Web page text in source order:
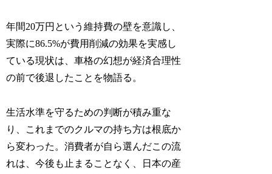
年間20万円という維持費の壁を意識し、
実際に86.5%が費用削減の効果を実感し
ている現状は、車格の幻想が経済合理性
の前で後退したことを物語る。
生活水準を守るための判断が積み重な
り、これまでのクルマの持ち方は根底か
ら変わった。消費者が自ら選んだこの流
れは、今後も止まることなく、日本の産